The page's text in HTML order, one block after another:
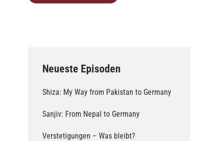
Neueste Episoden
Shiza: My Way from Pakistan to Germany
Sanjiv: From Nepal to Germany
Verstetigungen – Was bleibt?